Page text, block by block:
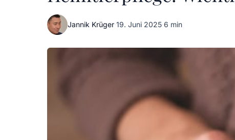
Jannik Krüger·19. Juni 2025·6 min